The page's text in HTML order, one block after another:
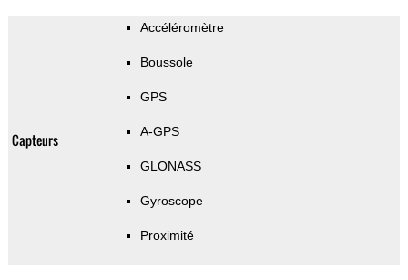
Capteurs
Accéléromètre
Boussole
GPS
A-GPS
GLONASS
Gyroscope
Proximité